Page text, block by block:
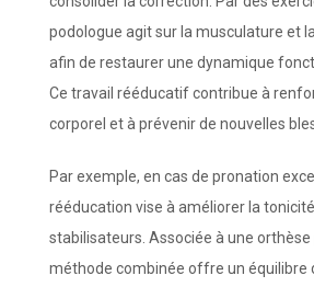
podologue agit sur la musculature et
afin de restaurer une dynamique
Ce travail rééducatif contribue à
corporel et à prévenir de nouvelles
Par exemple, en cas de pronation
rééducation vise à améliorer la
stabilisateurs. Associée à une
méthode combinée offre un équilibre